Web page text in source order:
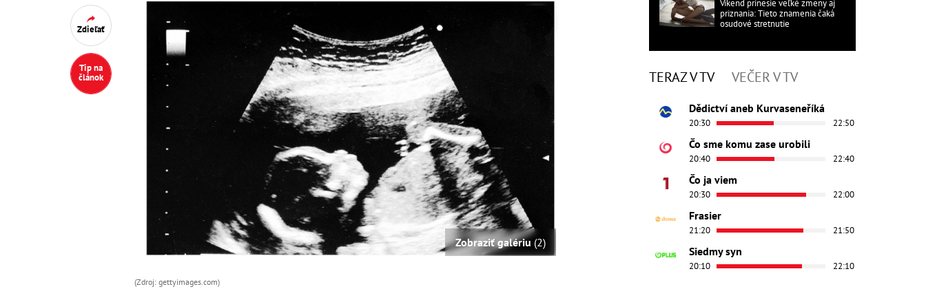
Zdieľať
Tip na
článok
Zobraziť galériu (2)
(Zdroj: gettyimages.com)
Víkend prinesie veľké zmeny aj
priznania: Tieto znamenia čaká
osudové stretnutie
TERAZ V TV VEČER V TV
Dědictví aneb Kurvaseneříká
20:30 22:50
Čo sme komu zase urobili
20:40 22:40
Čo ja viem
20:30 22:00
Frasier
21:20 21:50
Siedmy syn
20:10 22:10